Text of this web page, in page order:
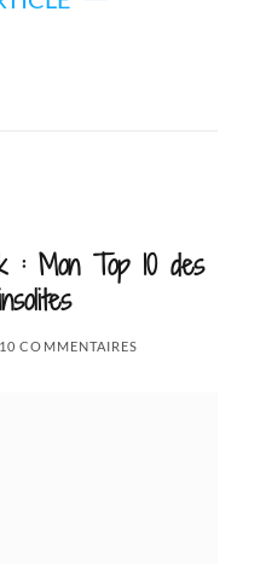
: Mon Top 10 des
10 COMMENTAIRES